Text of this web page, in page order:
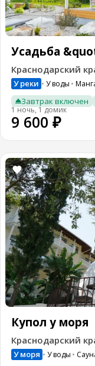
Усадьба
Краснодарский
У реки У воды
Завтрак включен
1 ночь, 1 домик
9 600 ₽
Купол у моря
Краснодарский
У моря У воды